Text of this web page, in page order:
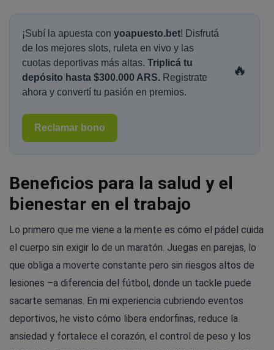
¡Subí la apuesta con yoapuesto.bet! Disfrutá
de los mejores slots, ruleta en vivo y las
cuotas deportivas más altas. Triplicá tu
depósito hasta $300.000 ARS. Registrate
ahora y convertí tu pasión en premios.
🔥
Reclamar bono
Beneficios para la salud y el
bienestar en el trabajo
Lo primero que me viene a la mente es cómo el pádel cuida
el cuerpo sin exigir lo de un maratón. Juegas en parejas, lo
que obliga a moverte constante pero sin riesgos altos de
lesiones –a diferencia del fútbol, donde un tackle puede
sacarte semanas. En mi experiencia cubriendo eventos
deportivos, he visto cómo libera endorfinas, reduce la
ansiedad y fortalece el corazón, el control de peso y los